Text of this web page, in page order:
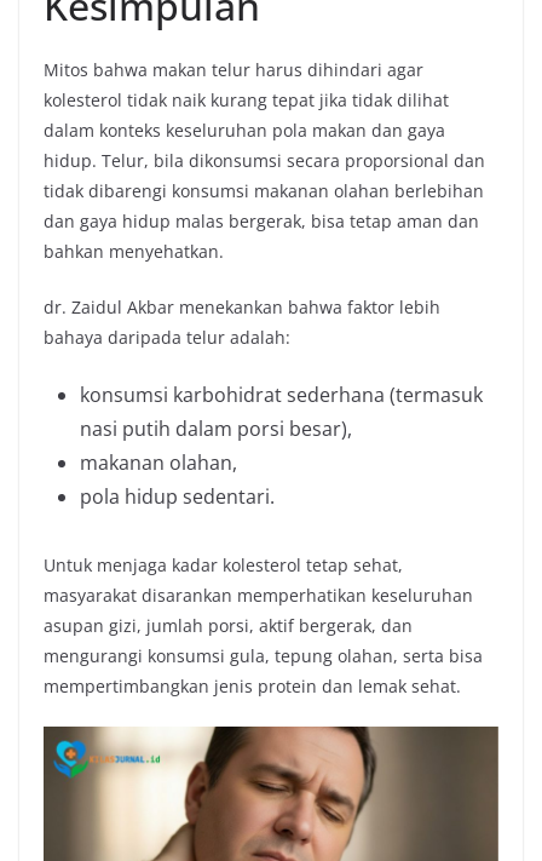
Mitos bahwa makan telur harus dihindari agar
kolesterol tidak naik kurang tepat jika tidak dilihat
dalam konteks keseluruhan pola makan dan gaya
hidup. Telur, bila dikonsumsi secara proporsional dan
tidak dibarengi konsumsi makanan olahan berlebihan
dan gaya hidup malas bergerak, bisa tetap aman dan
bahkan menyehatkan.
dr. Zaidul Akbar menekankan bahwa faktor lebih
bahaya daripada telur adalah:
konsumsi karbohidrat sederhana (termasuk
nasi putih dalam porsi besar),
makanan olahan,
pola hidup sedentari.
Untuk menjaga kadar kolesterol tetap sehat,
masyarakat disarankan memperhatikan keseluruhan
asupan gizi, jumlah porsi, aktif bergerak, dan
mengurangi konsumsi gula, tepung olahan, serta bisa
mempertimbangkan jenis protein dan lemak sehat.